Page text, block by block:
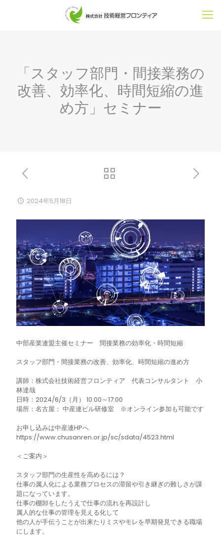
「スタッフ部門・間接業務の
改善、効率化、時間短縮の進
め方」セミナー
2024年5月18日
中部産業連盟主催セミナー 間接業務の効率化・時間短縮
スタッフ部門・間接業務の改善、効率化、時間短縮の進め方
講師：株式会社技術経営フロンティア 代表コンサルタント 小
林達哉
日時：2024/6/3（月） 10:00～17:00
場所：名古屋： 中産連ビル研修室 ※オンライン参加も可能です
お申し込みは中産連HPへ
https://www.chusanren.or.jp/sc/sdata/4523.html
＜ご案内＞
スタッフ部門の生産性を高めるには？
仕事の属人化による業務プロセスの滞留や引き継ぎの難しさが課
題になっています。
仕事の棚卸をしたうえで仕事の流れを再設計し
属人的な仕事の管理を見える化して
他の人が手伝うことが出来たりミスやモレを早期発見できる職場
にします。